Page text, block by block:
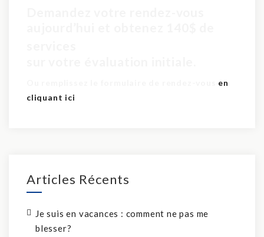
en
cliquant ici
Articles Récents
Je suis en vacances : comment ne pas me
blesser?